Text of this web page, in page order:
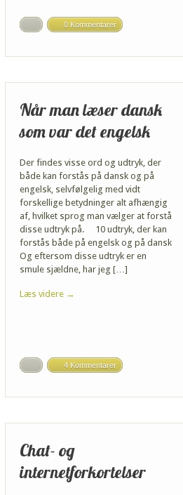
0 Kommentarer
Når man læser dansk
som var det engelsk
Der findes visse ord og udtryk, der
både kan forstås på dansk og på
engelsk, selvfølgelig med vidt
forskellige betydninger alt afhængig
af, hvilket sprog man vælger at forstå
disse udtryk på. 10 udtryk, der kan
forstås både på engelsk og på dansk
Og eftersom disse udtryk er en
smule sjældne, har jeg […]
Læs videre →
4 Kommentarer
Chat- og
internetforkortelser